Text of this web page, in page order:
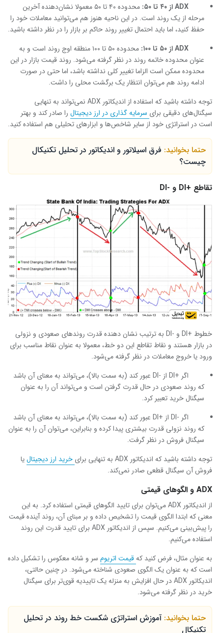
ADXاز ۴۰ تا ۵۰:
محدوده ۴۰ تا ۵۰ معمولا نشان‌دهنده آخرین
مرحله از یک روند است. در این ناحیه هنوز هم می‌توانید معاملات خود را
حفظ کنید، اما باید احتمال تغییر روند حاکم بر بازار را در نظر داشته باشید.
ADXاز ۵۰ تا ۱۰۰:
محدوده ۵۰ تا ۱۰۰ منطقه اوج روند است و به
عنوان محدوده خاتمه روند در نظر گرفته می‌شود. روند قیمت بازار در این
محدوده ممکن است الزاما تغییر کلی نداشته باشد، اما حتی در صورت
ادامه روند هم می‌توان انتظار یک برگشت محلی را داشت.
توجه داشته باشید که استفاده از اندیکاتور ADX نمی‌تواند به تنهایی
سیگنال‌های دقیقی برای سرمایه گذاری در ارز دیجیتال را صادر کند و بهتر
است در استراتژی خود از سایر شاخص‌ها و ابزارهای تحلیلی هم استفاده کنید.
حتما بخوانید: فرق اسیلاتور و اندیکاتور در تحلیل تکنیکال
چیست؟
تقاطع +DI و -DI
خطوط +DI و -DI
به ترتیب نشان دهنده قدرت روندهای صعودی و نزولی
در بازار هستند و نقاط تقاطع این دو خط، معمولا به عنوان نقاط مناسب برای
ورود یا خروج معاملات در نظر گرفته می‌شود.
اگر +DI از -DI
عبور کند (به سمت بالا)، می‌تواند به معنای آن باشد
که روند صعودی در حال قدرت گرفتن است و می‌تواند آن را به عنوان
سیگنال خرید تعبیر کرد.
اگر -DI از +DI
عبور کند (به سمت بالا)، می‌تواند به معنای آن باشد
که روند نزولی قدرت بیشتری پیدا کرده و بنابراین، می‌توان آن را به عنوان
سیگنال فروش در نظر گرفت.
توجه داشته باشید که اندیکاتور ADX به تنهایی برای خرید ارز دیجیتالیا
فروش آن سیگنال قطعی صادر نمی‌کند.
ADX و الگوهای قیمتی
از اندیکاتور ADXمی‌توان برای تایید الگوهای قیمتی استفاده کرد. به این
معنی که ابتدا الگوی قیمت را تشخیص داده و بر مبنای آن، روند آینده قیمت
را پیش‌بینی می‌کنیم. سپس از اندیکاتور ADX برای تایید قدرت این روند
استفاده می‌کنیم.
به عنوان مثال، فرض کنید کهقیمت اتریوم سر و شانه معکوس را تشکیل داده
است که به عنوان یک الگوی صعودی شناخته می‌شود. در چنین حالتی،
اندیکاتور ADXدر حال افزایش به منزله یک تاییدیه قوی‌تر برای سیگنال
خرید در نظر گرفته می‌شود.
حتما بخوانید: آموزش استراتژی شکست خط روند در تحلیل
تکنیکال